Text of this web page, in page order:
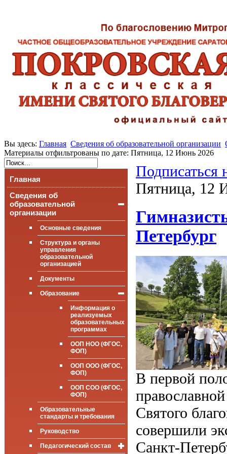
Вы здесь: Главная Сведения об образовательной организации
Материалы отфильтрованы по дате: Пятница, 12 Июнь 2026
Главная
Сведения об
образовательной
организации
Основные сведения
Структура и органы
управления
образовательной
организацией
Документы
Образование
Информация о
реализуемых
образовательных
программах
ООП НОО (ФГОС,
ФОП)
ООП ООО (ФГОС,
ФОП)
ООП СОО (ФГОС,
ФОП)
Образовательные
стандарты и требования
Руководство
Педагогический состав
Подписаться
Пятница, 12
Петербург
В первой
Святого
совершили
Санкт-